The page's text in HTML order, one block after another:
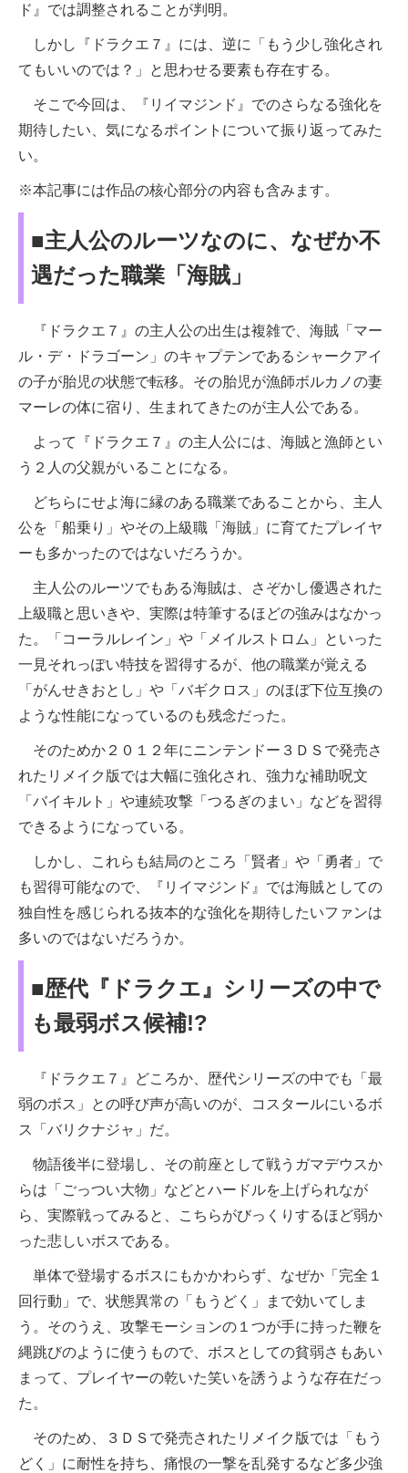
ド』では調整されることが判明。
しかし『ドラクエ７』には、逆に「もう少し強化され
てもいいのでは？」と思わせる要素も存在する。
そこで今回は、『リイマジンド』でのさらなる強化を
期待したい、気になるポイントについて振り返ってみた
い。
※本記事には作品の核心部分の内容も含みます。
■主人公のルーツなのに、なぜか不
遇だった職業「海賊」
『ドラクエ７』の主人公の出生は複雑で、海賊「マー
ル・デ・ドラゴーン」のキャプテンであるシャークアイ
の子が胎児の状態で転移。その胎児が漁師ボルカノの妻
マーレの体に宿り、生まれてきたのが主人公である。
よって『ドラクエ７』の主人公には、海賊と漁師とい
う２人の父親がいることになる。
どちらにせよ海に縁のある職業であることから、主人
公を「船乗り」やその上級職「海賊」に育てたプレイヤ
ーも多かったのではないだろうか。
主人公のルーツでもある海賊は、さぞかし優遇された
上級職と思いきや、実際は特筆するほどの強みはなかっ
た。「コーラルレイン」や「メイルストロム」といった
一見それっぽい特技を習得するが、他の職業が覚える
「がんせきおとし」や「バギクロス」のほぼ下位互換の
ような性能になっているのも残念だった。
そのためか２０１２年にニンテンドー３ＤＳで発売さ
れたリメイク版では大幅に強化され、強力な補助呪文
「バイキルト」や連続攻撃「つるぎのまい」などを習得
できるようになっている。
しかし、これらも結局のところ「賢者」や「勇者」で
も習得可能なので、『リイマジンド』では海賊としての
独自性を感じられる抜本的な強化を期待したいファンは
多いのではないだろうか。
■歴代『ドラクエ』シリーズの中で
も最弱ボス候補!?
『ドラクエ７』どころか、歴代シリーズの中でも「最
弱のボス」との呼び声が高いのが、コスタールにいるボ
ス「バリクナジャ」だ。
物語後半に登場し、その前座として戦うガマデウスか
らは「ごっつい大物」などとハードルを上げられなが
ら、実際戦ってみると、こちらがびっくりするほど弱か
った悲しいボスである。
単体で登場するボスにもかかわらず、なぜか「完全１
回行動」で、状態異常の「もうどく」まで効いてしま
う。そのうえ、攻撃モーションの１つが手に持った鞭を
縄跳びのように使うもので、ボスとしての貧弱さもあい
まって、プレイヤーの乾いた笑いを誘うような存在だっ
た。
そのため、３ＤＳで発売されたリメイク版では「もう
どく」に耐性を持ち、痛恨の一撃を乱発するなど多少強